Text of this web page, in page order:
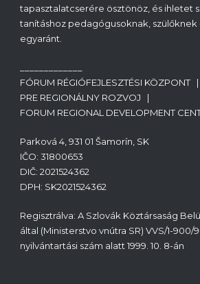
tapasztalatcserére ösztönöz, és ihletet
tanításhoz pedagógusoknak, szülőknek
egyaránt.
FÓRUM RÉGIÓFEJLESZTÉSI KÖZPONT
PRE REGIONÁLNY ROZVOJ |
FORUM REGIONAL DEVELOPMENT
Parková 4, 931 01 Šamorín, SK
IČO: 31800653
DIČ: 2021524362
DPH: SK2021524362
Regisztrálva: A Szlovák Köztársaság
által (Ministerstvo vnútra SR) VVS/1-900/
nyilvántartási szám alatt 1999. 10. 8-án